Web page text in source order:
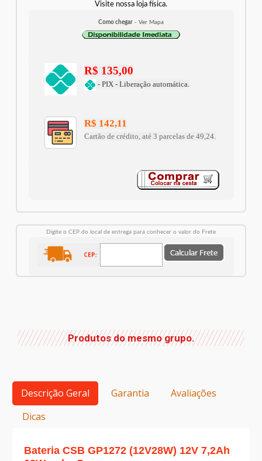
Visite nossa loja física.
Como chegar - Ver Mapa
R$ 135,00
- PIX - Liberação automática.
R$ 142,11
Cartão de crédito, até 3 parcelas de 49,24.
Digite o CEP do local de entrega para conhecer o valor do Frete
Produtos do mesmo grupo.
Descrição Geral Garantia
Avaliações
Dicas
Bateria CSB GP1272 (12V28W) 12V 7,2Ah